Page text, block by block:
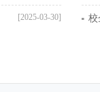
[2025-03-30]